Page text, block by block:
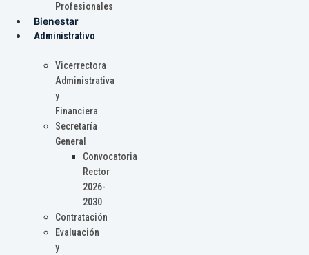
Profesionales
Bienestar
Administrativo
Vicerrectora
Administrativa
y
Financiera
Secretaría
General
Convocatoria
Rector
2026-
2030
Contratación
Evaluación
y